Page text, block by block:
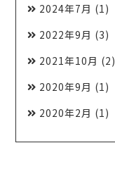
2024年7月 (1)
2022年9月 (3)
2021年10月 (2)
2020年9月 (1)
2020年2月 (1)